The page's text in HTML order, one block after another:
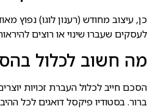
לעסקים שעברו שינוי או רוצים
מה חשוב לכלול
הסכם חייב לכלול העברת זכויות
ברור. בסטודיו פיקסל דואגים לכל